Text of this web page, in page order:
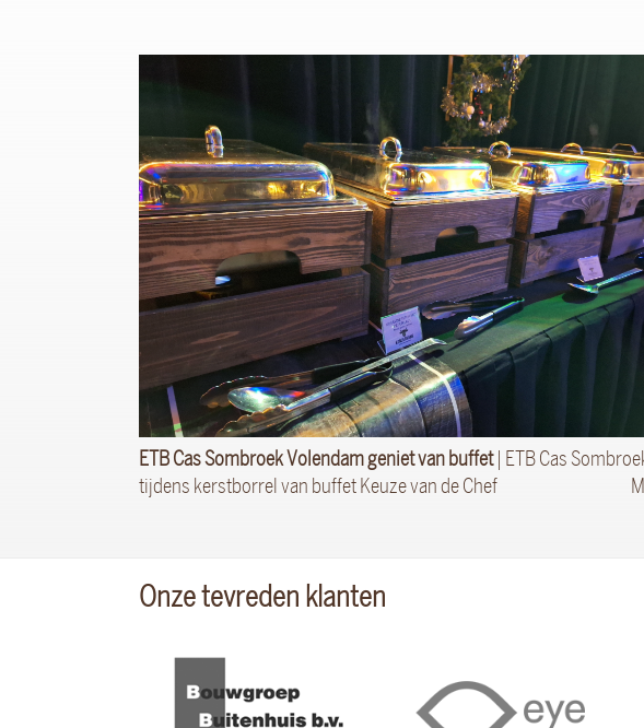
ETB Cas Sombroek Volendam geniet van buffet| ETB Cas
tijdens kerstborrel van buffet Keuze van de Chef
Onze tevreden klanten